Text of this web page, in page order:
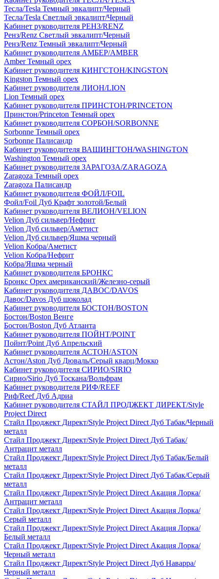
Тесла/Tesla Темный эвкалипт/Черный
Тесла/Tesla Светлый эвкалипт/Черный
Кабинет руководителя РЕНЗ/RENZ
Ренз/Renz Светлый эвкалипт/Черный
Ренз/Renz Темный эвкалипт/Черный
Кабинет руководителя АМБЕР/AMBER
Amber Темный орех
Кабинет руководителя КИНГСТОН/KINGSTON
Kingston Темный орех
Кабинет руководителя ЛИОН/LION
Lion Темный орех
Кабинет руководителя ПРИНСТОН/PRINCETON
Принстон/Princeton Темный орех
Кабинет руководителя СОРБОН/SORBONNE
Sorbonne Темный орех
Sorbonne Палисандр
Кабинет руководителя ВАШИНГТОН/WASHINGTON
Washington Темный орех
Кабинет руководителя ЗАРАГОЗА/ZARAGOZA
Zaragoza Темный орех
Zaragoza Палисандр
Кабинет руководителя ФОЙЛ/FOIL
Фойл/Foil Дуб Крафт золотой/Белый
Кабинет руководителя ВЕЛИОН/VELION
Velion Дуб сильвер/Нефрит
Velion Дуб сильвер/Аметист
Velion Дуб сильвер/Яшма черный
Velion Кобра/Аметист
Velion Кобра/Нефрит
Кобра/Яшма черный
Кабинет руководителя БРОНКС
Бронкс Орех американский/Железно-серый
Кабинет руководителя ДАВОС/DAVOS
Давос/Davos Дуб шоколад
Кабинет руководителя БОСТОН/BOSTON
Бостон/Boston Венге
Бостон/Boston Дуб Атланта
Кабинет руководителя ПОЙНТ/POINT
Пойнт/Point Дуб Апрельский
Кабинет руководителя АСТОН/ASTON
Астон/Aston Дуб Дюваль/Серый кварц/Мокко
Кабинет руководителя СИРИО/SIRIO
Сирио/Sirio Дуб Тоскана/Вольфрам
Кабинет руководителя РИФ/REEF
Риф/Reef Дуб Адриа
Кабинет руководителя СТАЙЛ ПРОДЖЕКТ ДИРЕКТ/Style
Project Direct
Стайл Проджект Директ/Style Project Direct Дуб Табак/Черный
металл
Стайл Проджект Директ/Style Project Direct Дуб Табак/
Антрацит металл
Стайл Проджект Директ/Style Project Direct Дуб Табак/Белый
металл
Стайл Проджект Директ/Style Project Direct Дуб Табак/Серый
металл
Стайл Проджект Директ/Style Project Direct Акация Лорка/
Антрацит металл
Стайл Проджект Директ/Style Project Direct Акация Лорка/
Серый металл
Стайл Проджект Директ/Style Project Direct Акация Лорка/
Белый металл
Стайл Проджект Директ/Style Project Direct Акация Лорка/
Черный металл
Стайл Проджект Директ/Style Project Direct Дуб Наварра/
Черный металл